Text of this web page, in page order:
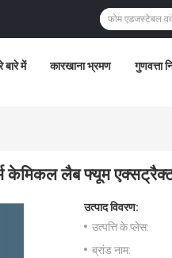
बारे में कारखाना भ्रमण गुणवत्ता
केमिकल लैब फ्यूम
उत्पाद विवरण:
उत्पत्ति के प्लेस:
ब्रांड नाम: